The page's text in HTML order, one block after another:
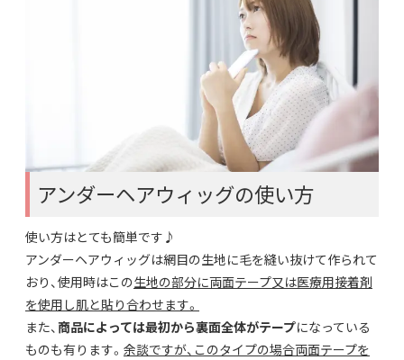
アンダーヘアウィッグの使い方
使い方はとても簡単です♪
アンダーヘアウィッグは網目の生地に毛を縫い抜けて作られて
おり、使用時はこの生地の部分に両面テープ又は医療用接着剤
を使用し肌と貼り合わせます。
また、商品によっては最初から裏面全体がテープになっている
ものも有ります。 余談ですが、このタイプの場合両面テープを